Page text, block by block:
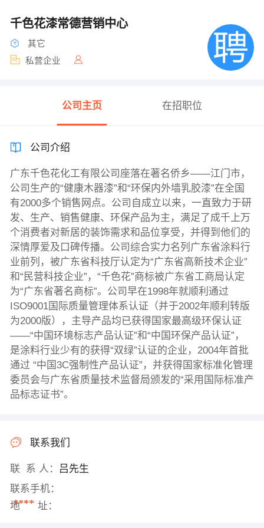
千色花漆常德营销中心
其它
私营企业
公司主页 在招职位
公司介绍
广东千色花化工有限公司座落在著名侨乡——江门市，
公司生产的“健康木器漆”和“环保内外墙乳胶漆”在全国
有2000多个销售网点。公司自成立以来，一直致力于研
发、生产、销售健康、环保产品为主，满足了成千上万
个消费者对新居的装饰需求和品位享受，并得到他们的
深情厚爱及口碑传播。公司综合实力名列广东省涂料行
业前列，被广东省科技厅认定为“广东省高新技术企业”
和“民营科技企业”，“千色花”商标被广东省工商局认定
为“广东省著名商标”。公司早在1998年就顺利通过
ISO9001国际质量管理体系认证（并于2002年顺利转版
为2000版），主导产品均已获得国家最高级环保认证
――“中国环境标志产品认证”和“中国环保产品认证”，
是涂料行业少有的获得“双绿”认证的企业，2004年首批
通过 “中国3C强制性产品认证”，并获得国家标准化管理
委员会与广东省质量技术监督局颁发的“采用国际标准产
品标志证书”。
联系我们
联 系 人：
吕先生
联系手机：
****
地 址：